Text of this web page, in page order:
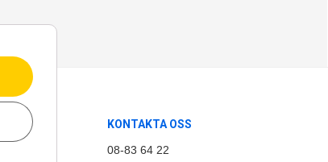
KONTAKTA OSS
08-83 64 22